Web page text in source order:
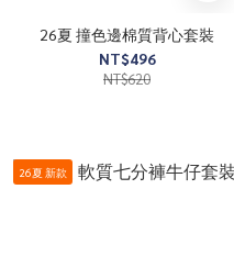
26夏 撞色邊棉質背心套裝
NT$496
NT$620
26夏 新款